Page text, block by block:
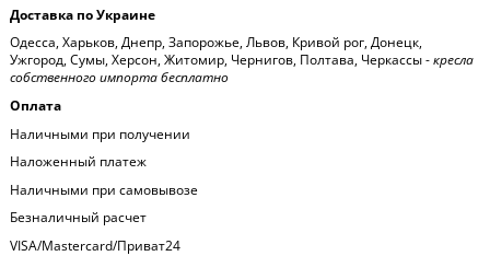
Доставка по Украине
Одесса, Харьков, Днепр, Запорожье, Львов, Кривой рог, Донецк,
Ужгород, Сумы, Херсон, Житомир, Чернигов, Полтава, Черкассы -кресла
собственного импорта бесплатно
Оплата
Наличными при получении
Наложенный платеж
Наличными при самовывозе
Безналичный расчет
VISA/Mastercard/Приват24